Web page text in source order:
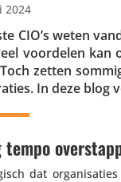
2024
CIO’s weten
voordelen kan
zetten
In deze blog
tempo
dat